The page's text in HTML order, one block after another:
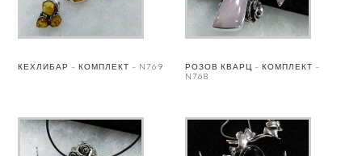
КЕХЛИБАР – КОМПЛЕКТ – N769
РОЗОВ КВАРЦ – КОМПЛЕКТ –
N768